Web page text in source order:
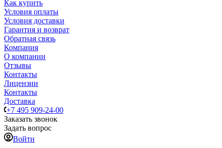
Как купить
Условия оплаты
Условия доставки
Гарантия и возврат
Обратная связь
Компания
О компании
Отзывы
Контакты
Лицензии
Контакты
Доставка
+7 495 909-24-00
Заказать звонок
Задать вопрос
Войти